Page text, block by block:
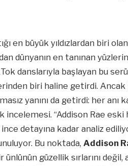
en büyük yıldızlardan biri
dünyanın en tanınan
danslarıyla başlayan bu
biri haline getirdi. Ancak
yanını da getirdi: her anı
“Addison Rae eski
detayına kadar analiz
Bu noktada,Addison
ünlünün güzellik sırlarını değil,